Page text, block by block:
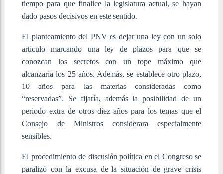
tiempo para que finalice la legislatura actual, se hayan
dado pasos decisivos en este sentido.
El planteamiento del PNV es dejar una ley con un solo
artículo marcando una ley de plazos para que se
conozcan los secretos con un tope máximo que
alcanzaría los 25 años. Además, se establece otro plazo,
10 años para las materias consideradas como
“reservadas”. Se fijaría, además la posibilidad de un
periodo extra de otros diez años para los temas que el
Consejo de Ministros considerara especialmente
sensibles.
El procedimiento de discusión política en el Congreso se
paralizó con la excusa de la situación de grave crisis